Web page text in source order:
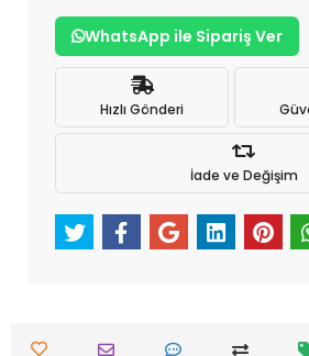
WhatsApp ile Sipariş Ver
Hızlı Gönderi
İade ve Değişim